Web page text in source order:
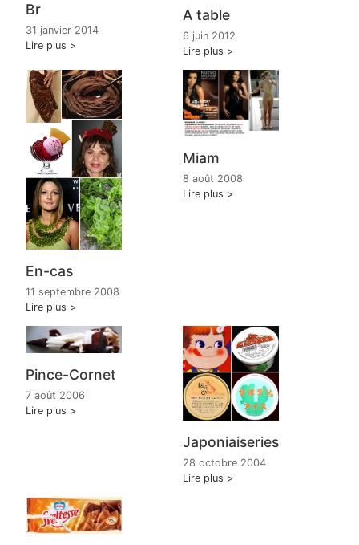
Br
31 janvier 2014
Lire plus
A table
6 juin 2012
Lire plus
En-cas
11 septembre 2008
Lire plus
Miam
8 août 2008
Lire plus
Pince-Cornet
7 août 2006
Lire plus
Japoniaiseries
28 octobre 2004
Lire plus